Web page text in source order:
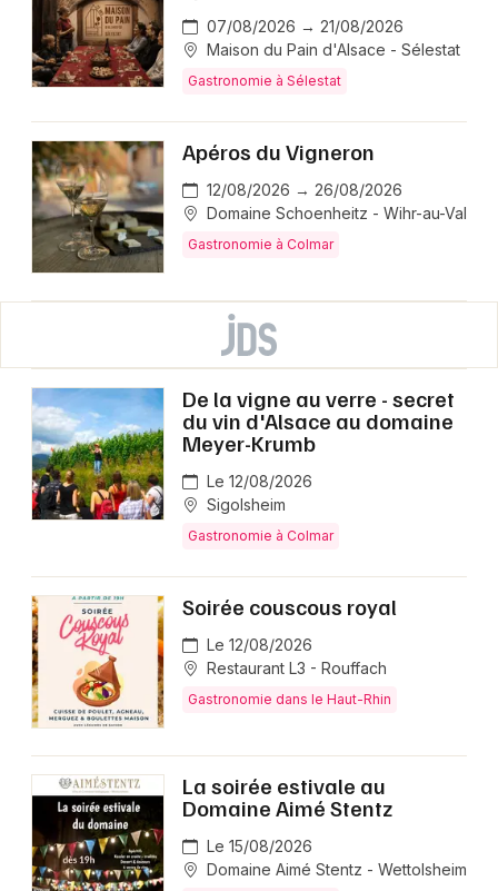
07/08/2026 → 21/08/2026
Maison du Pain d'Alsace - Sélestat
Gastronomie à Sélestat
Apéros du Vigneron
12/08/2026 → 26/08/2026
Domaine Schoenheitz - Wihr-au-Val
Gastronomie à Colmar
De la vigne au verre - secret
du vin d'Alsace au domaine
Meyer-Krumb
Le 12/08/2026
Sigolsheim
Gastronomie à Colmar
Soirée couscous royal
Le 12/08/2026
Restaurant L3 - Rouffach
Gastronomie dans le Haut-Rhin
La soirée estivale au
Domaine Aimé Stentz
Le 15/08/2026
Domaine Aimé Stentz - Wettolsheim